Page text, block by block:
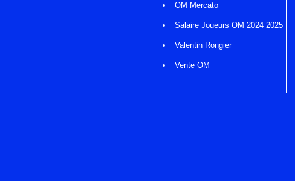
OM Mercato
Salaire Joueurs OM 2024 2025
Valentin Rongier
Vente OM